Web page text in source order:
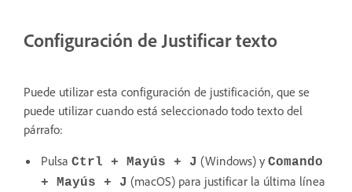
Configuración de Justificar texto
Puede utilizar esta configuración de justificación, que se
puede utilizar cuando está seleccionado todo texto del
párrafo:
Pulsa Ctrl + Mayús + J (Windows) y Comando
+ Mayús + J (macOS) para justificar la última línea